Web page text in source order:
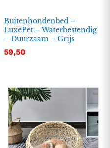
Buitenhondenbed –
LuxePet – Waterbestendig
– Duurzaam – Grijs
59,50